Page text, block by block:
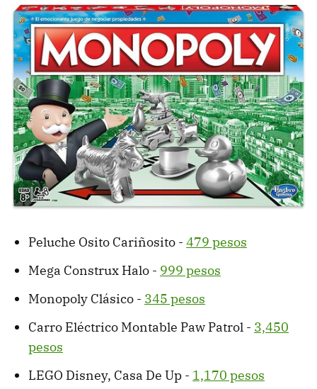
Peluche Osito Cariñosito - 479 pesos
Mega Construx Halo - 999 pesos
Monopoly Clásico - 345 pesos
Carro Eléctrico Montable Paw Patrol - 3,450
pesos
LEGO Disney, Casa De Up - 1,170 pesos